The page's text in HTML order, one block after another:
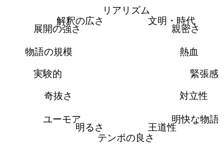
リアリズム
文明・時代
親密さ
熱血
緊張感
対立性
明快な物語
王道性
テンポの良さ
明るさ
ユーモア
奇抜さ
実験的
物語の規模
展開の強さ
解釈の広さ